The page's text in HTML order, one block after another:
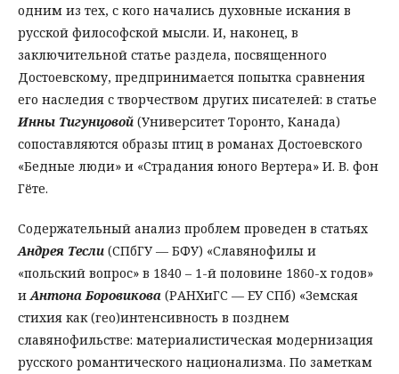
одним из тех, с кого начались духовные искания в
русской философской мысли. И, наконец, в
заключительной статье раздела, посвященного
Достоевскому, предпринимается попытка сравнения
его наследия с творчеством других писателей: в статье
Инны Тигунцовой (Университет Торонто, Канада)
сопоставляются образы птиц в романах Достоевского
«Бедные люди» и «Страдания юного Вертера» И. В. фон
Гёте.
Содержательный анализ проблем проведен в статьях
Андрея Тесли (СПбГУ — БФУ) «Славянофилы и
«польский вопрос» в 1840 – 1-й половине 1860-х годов»
иАнтона Боровикова (РАНХиГС — ЕУ СПб) «Земская
стихия как (гео)интенсивность в позднем
славянофильстве: материалистическая модернизация
русского романтического национализма. По заметкам